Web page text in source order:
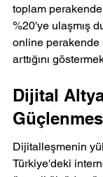
toplam
%20'ye ulaşmış
online perakende
arttığını
Dijital
Dijitalleşmenin
Türkiye'deki